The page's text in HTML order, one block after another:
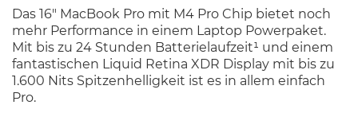
Das 16" MacBook Pro mit M4 Pro Chip bietet noch
mehr Performance in einem Laptop Powerpaket.
Mit bis zu 24 Stunden Batterielaufzeit¹ und einem
fantastischen Liquid Retina XDR Display mit bis zu
1.600 Nits Spitzenhelligkeit ist es in allem einfach
Pro.